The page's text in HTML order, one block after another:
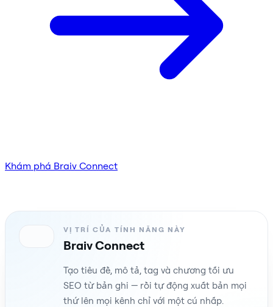
Khám phá Braiv Connect
VỊ TRÍ CỦA TÍNH NĂNG NÀY
Braiv Connect
Tạo tiêu đề, mô tả, tag và chương tối ưu
SEO từ bản ghi — rồi tự động xuất bản mọi
thứ lên mọi kênh chỉ với một cú nhấp.